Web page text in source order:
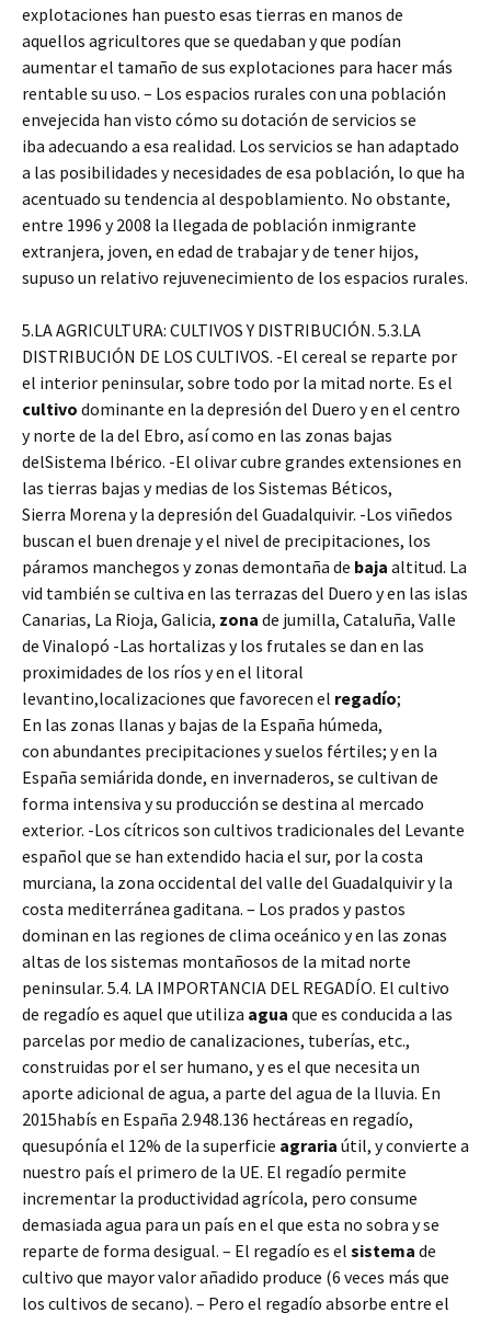
explotaciones han puesto esas tierras en manos de
aquellos agricultores que se quedaban y que podían
aumentar el tamaño de sus explotaciones para hacer más
rentable su uso. – Los espacios rurales con una población
envejecida han visto cómo su dotación de servicios se
iba adecuando a esa realidad. Los servicios se han adaptado
a las posibilidades y necesidades de esa población, lo que ha
acentuado su tendencia al despoblamiento. No obstante,
entre 1996 y 2008 la llegada de población inmigrante
extranjera, joven, en edad de trabajar y de tener hijos,
supuso un relativo rejuvenecimiento de los espacios rurales.
5.LA AGRICULTURA: CULTIVOS Y DISTRIBUCIÓN. 5.3.LA
DISTRIBUCIÓN DE LOS CULTIVOS. -El cereal se reparte por
el interior peninsular, sobre todo por la mitad norte. Es el
cultivo dominante en la depresión del Duero y en el centro
y norte de la del Ebro, así como en las zonas bajas
delSistema Ibérico. -El olivar cubre grandes extensiones en
las tierras bajas y medias de los Sistemas Béticos,
Sierra Morena y la depresión del Guadalquivir. -Los viñedos
buscan el buen drenaje y el nivel de precipitaciones, los
páramos manchegos y zonas demontaña de baja altitud. La
vid también se cultiva en las terrazas del Duero y en las islas
Canarias, La Rioja, Galicia, zona de jumilla, Cataluña, Valle
de Vinalopó -Las hortalizas y los frutales se dan en las
proximidades de los ríos y en el litoral
levantino,localizaciones que favorecen el regadío;
En las zonas llanas y bajas de la España húmeda,
con abundantes precipitaciones y suelos fértiles; y en la
España semiárida donde, en invernaderos, se cultivan de
forma intensiva y su producción se destina al mercado
exterior. -Los cítricos son cultivos tradicionales del Levante
español que se han extendido hacia el sur, por la costa
murciana, la zona occidental del valle del Guadalquivir y la
costa mediterránea gaditana. – Los prados y pastos
dominan en las regiones de clima oceánico y en las zonas
altas de los sistemas montañosos de la mitad norte
peninsular. 5.4. LA IMPORTANCIA DEL REGADÍO. El cultivo
de regadío es aquel que utiliza agua que es conducida a las
parcelas por medio de canalizaciones, tuberías, etc.,
construidas por el ser humano, y es el que necesita un
aporte adicional de agua, a parte del agua de la lluvia. En
2015habís en España 2.948.136 hectáreas en regadío,
quesupónía el 12% de la superficie agraria útil, y convierte a
nuestro país el primero de la UE. El regadío permite
incrementar la productividad agrícola, pero consume
demasiada agua para un país en el que esta no sobra y se
reparte de forma desigual. – El regadío es el sistema de
cultivo que mayor valor añadido produce (6 veces más que
los cultivos de secano). – Pero el regadío absorbe entre el